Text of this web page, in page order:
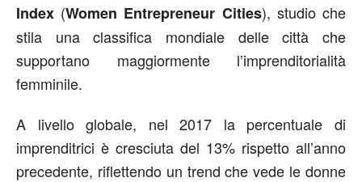
Index (Women Entrepreneur Cities), studio che
stila una classifica mondiale delle città che
supportano maggiormente l’imprenditorialità
femminile.
A livello globale, nel 2017 la percentuale di
imprenditrici è cresciuta del 13% rispetto all’anno
precedente, riflettendo un trend che vede le donne